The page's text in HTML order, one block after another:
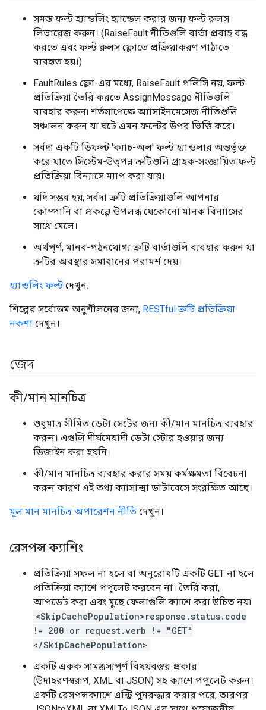
সমস্ত ফল্ট হ্যান্ডলিং হ্যান্ডেল করার জন্য ফল্ট রুলস
লিভারেজ করুন। (RaiseFault নীতিগুলি বার্তা প্রবাহ বন্ধ
করতে এবং ফল্ট রুলস ফ্লোতে প্রক্রিয়াকরণ পাঠাতে
ব্যবহৃত হয়।)
FaultRules ফ্লো-এর মধ্যে, RaiseFault পলিসি নয়, ফল্ট
প্রতিক্রিয়া তৈরি করতে AssignMessage নীতিগুলি
ব্যবহার করুন৷ শর্তসাপেক্ষে অ্যাসাইনমেসেজ নীতিগুলি
সঞ্চালন করুন যা ঘটে এমন ফল্টের উপর ভিত্তি করে।
সর্বদা একটি ডিফল্ট 'ক্যাচ-অল' ফল্ট হ্যান্ডলার অন্তর্ভুক্ত
করে যাতে সিস্টেম-উত্পন্ন ত্রুটিগুলি গ্রাহক-সংজ্ঞায়িত ফল্ট
প্রতিক্রিয়া বিন্যাসে ম্যাপ করা যায়।
যদি সম্ভব হয়, সর্বদা ত্রুটি প্রতিক্রিয়াগুলি আপনার
কোম্পানি বা প্রকল্পে উপলব্ধ যেকোনো মানক বিন্যাসের
সাথে মেলে।
অর্থপূর্ণ, মানব-পঠনযোগ্য ত্রুটি বার্তাগুলি ব্যবহার করুন যা
ত্রুটির অবস্থার সমাধানের পরামর্শ দেয়।
হ্যান্ডলিং ফল্ট দেখুন.
শিল্পের সর্বোত্তম অনুশীলনের জন্য, RESTful ত্রুটি প্রতিক্রিয়া
নকশা দেখুন।
জেদ
কী/মান মানচিত্র
শুধুমাত্র সীমিত ডেটা সেটের জন্য কী/মান মানচিত্র ব্যবহার
করুন। এগুলি দীর্ঘমেয়াদী ডেটা স্টোর হওয়ার জন্য
ডিজাইন করা হয়নি।
কী/মান মানচিত্র ব্যবহার করার সময় কর্মক্ষমতা বিবেচনা
করুন কারণ এই তথ্য ক্যাসান্দ্রা ডাটাবেসে সংরক্ষিত আছে।
মূল মান মানচিত্র অপারেশন নীতি দেখুন।
রেসপন্স ক্যাশিং
প্রতিক্রিয়া সফল না হলে বা অনুরোধটি একটি GET না হলে
প্রতিক্রিয়া ক্যাশে পপুলেট করবেন না। তৈরি করা,
আপডেট করা এবং মুছে ফেলাগুলি ক্যাশে করা উচিত নয়৷
<SkipCachePopulation>response.status.code
!= 200 or request.verb != "GET"
</SkipCachePopulation>
একটি একক সামঞ্জস্যপূর্ণ বিষয়বস্তুর প্রকার
(উদাহরণস্বরূপ, XML বা JSON) সহ ক্যাশে পপুলেট করুন।
একটি রেসপন্সক্যাশে এন্ট্রি পুনরুদ্ধার করার পরে, তারপর